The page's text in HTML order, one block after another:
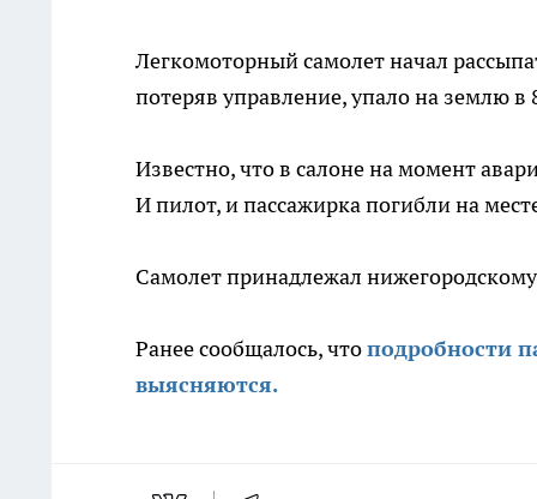
Легкомоторный самолет начал
потеряв управление, упало на землю в
Известно, что в салоне на момент
И пилот, и пассажирка погибли на
Самолет принадлежал
Ранее сообщалось, чтоподробности
выясняются.